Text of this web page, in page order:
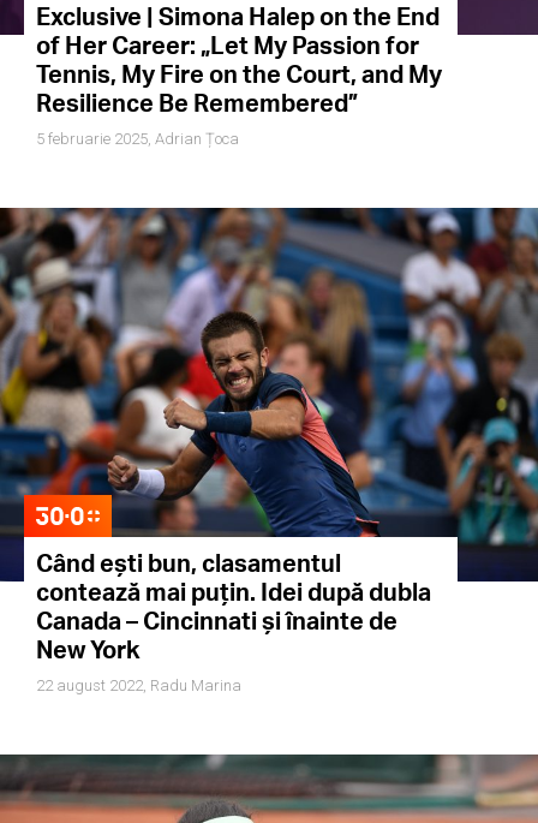
Exclusive | Simona Halep on the End
of Her Career: „Let My Passion for
Tennis, My Fire on the Court, and My
Resilience Be Remembered”
5 februarie 2025, Adrian Țoca
Când ești bun, clasamentul
contează mai puțin. Idei după dubla
Canada – Cincinnati și înainte de
New York
22 august 2022, Radu Marina